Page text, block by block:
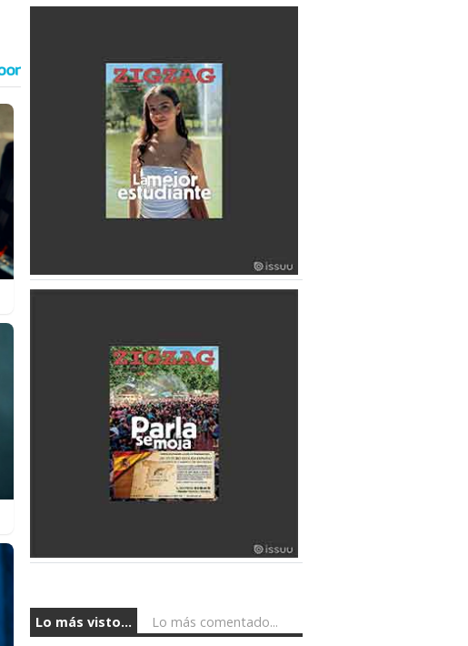
Lo más visto... Lo más comentado...